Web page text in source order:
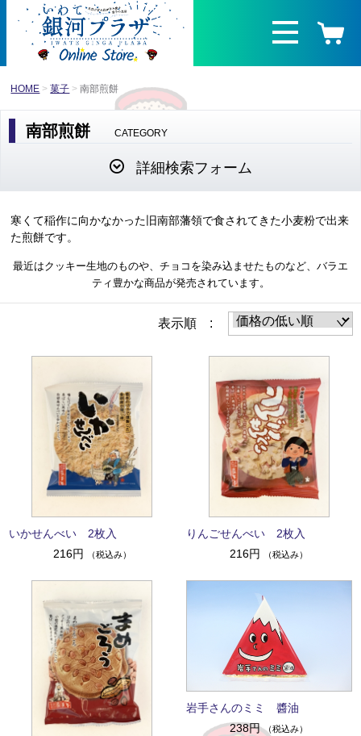
HOME 菓子 南部煎餅
南部煎餅 CATEGORY
詳細検索フォーム
寒くて稲作に向かなかった旧南部藩領で食されてきた小麦粉で出来
た煎餅です。
最近はクッキー生地のものや、チョコを染み込ませたものなど、バラエ
ティ豊かな商品が発売されています。
表示順 :
いかせんべい 2枚入
216円
（税込み）
りんごせんべい 2枚入
216円
（税込み）
岩手さんのミミ 醬油
238円 （税込み）